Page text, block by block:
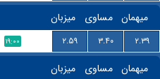
میزبان مساوی میهمان
۱۹:۰۰ ۲.۵۹ ۳.۴۰
۲.۳۹
میزبان مساوی میهمان